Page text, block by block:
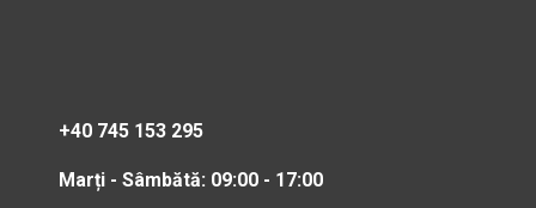
+40 745 153 295
Marți - Sâmbătă: 09:00 - 17:00